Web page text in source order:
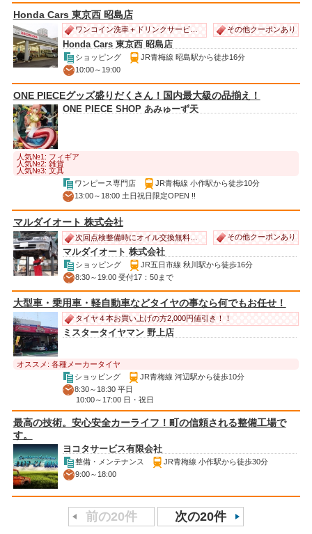
Honda Cars 東京西 昭島店
ワンコイン洗車＋ドリンクサービス！ その他クーポンあり
Honda Cars 東京西 昭島店
ショッピング
JR青梅線 昭島駅から徒歩16分
10:00～19:00
ONE PIECEグッズ盛りだくさん！国内最大級の品揃え！
ONE PIECE SHOP あみゅーず天
人気№1: フィギア
人気№2: 雑貨
人気№3: 文具
ワンピース専門店
JR青梅線 小作駅から徒歩10分
13:00～18:00 土日祝日限定OPEN !!
マルダイオート 株式会社
次回点検整備時にオイル交換無料サービス！ その他クーポンあり
マルダイオート 株式会社
ショッピング
JR五日市線 秋川駅から徒歩16分
8:30～19:00 受付17：50まで
大型車・乗用車・軽自動車などタイヤの事なら何でもお任せ！
タイヤ４本お買い上げの方2,000円値引き！！
ミスタータイヤマン 野上店
オススメ: 各種メーカータイヤ
ショッピング
JR青梅線 河辺駅から徒歩10分
8:30～18:30 平日
10:00～17:00 日・祝日
最高の技術。安心安全カーライフ！町の信頼される整備工場で
す。
ヨコタサービス有限会社
整備・メンテナンス
JR青梅線 小作駅から徒歩30分
9:00～18:00
前の20件 次の20件